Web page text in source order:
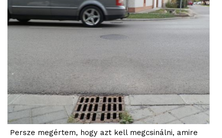
Persze megértem, hogy azt kell megcsinálni, amire